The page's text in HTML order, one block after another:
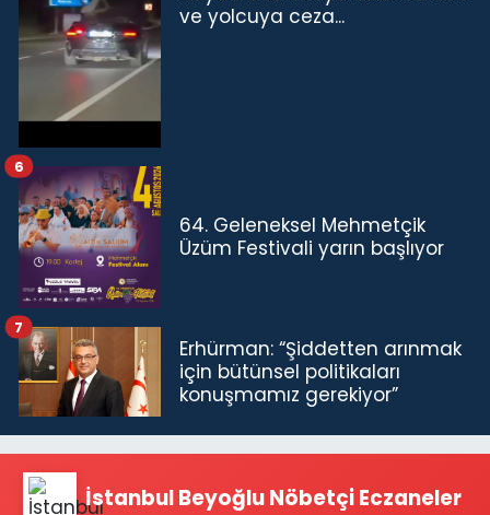
ve yolcuya ceza...
64. Geleneksel Mehmetçik
Üzüm Festivali yarın başlıyor
6
Erhürman: “Şiddetten arınmak
için bütünsel politikaları
konuşmamız gerekiyor”
7
İstanbul Beyoğlu Nöbetçi Eczaneler